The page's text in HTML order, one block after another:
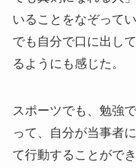
いることをなぞって
でも自分で口に出し
るようにも感じた。
スポーツでも、勉強
って、自分が当事者
て行動することができ